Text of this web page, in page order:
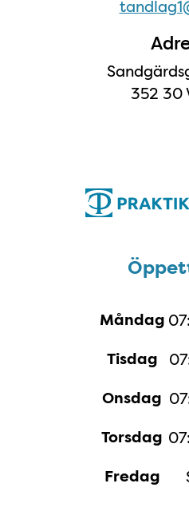
352 30
Måndag
Tisdag
Onsdag
Torsdag
Fredag